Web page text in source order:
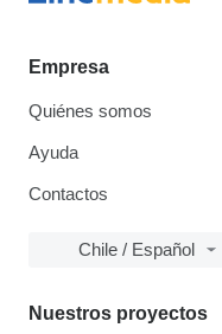
Empresa
Quiénes somos
Ayuda
Contactos
Chile / Español
Nuestros proyectos